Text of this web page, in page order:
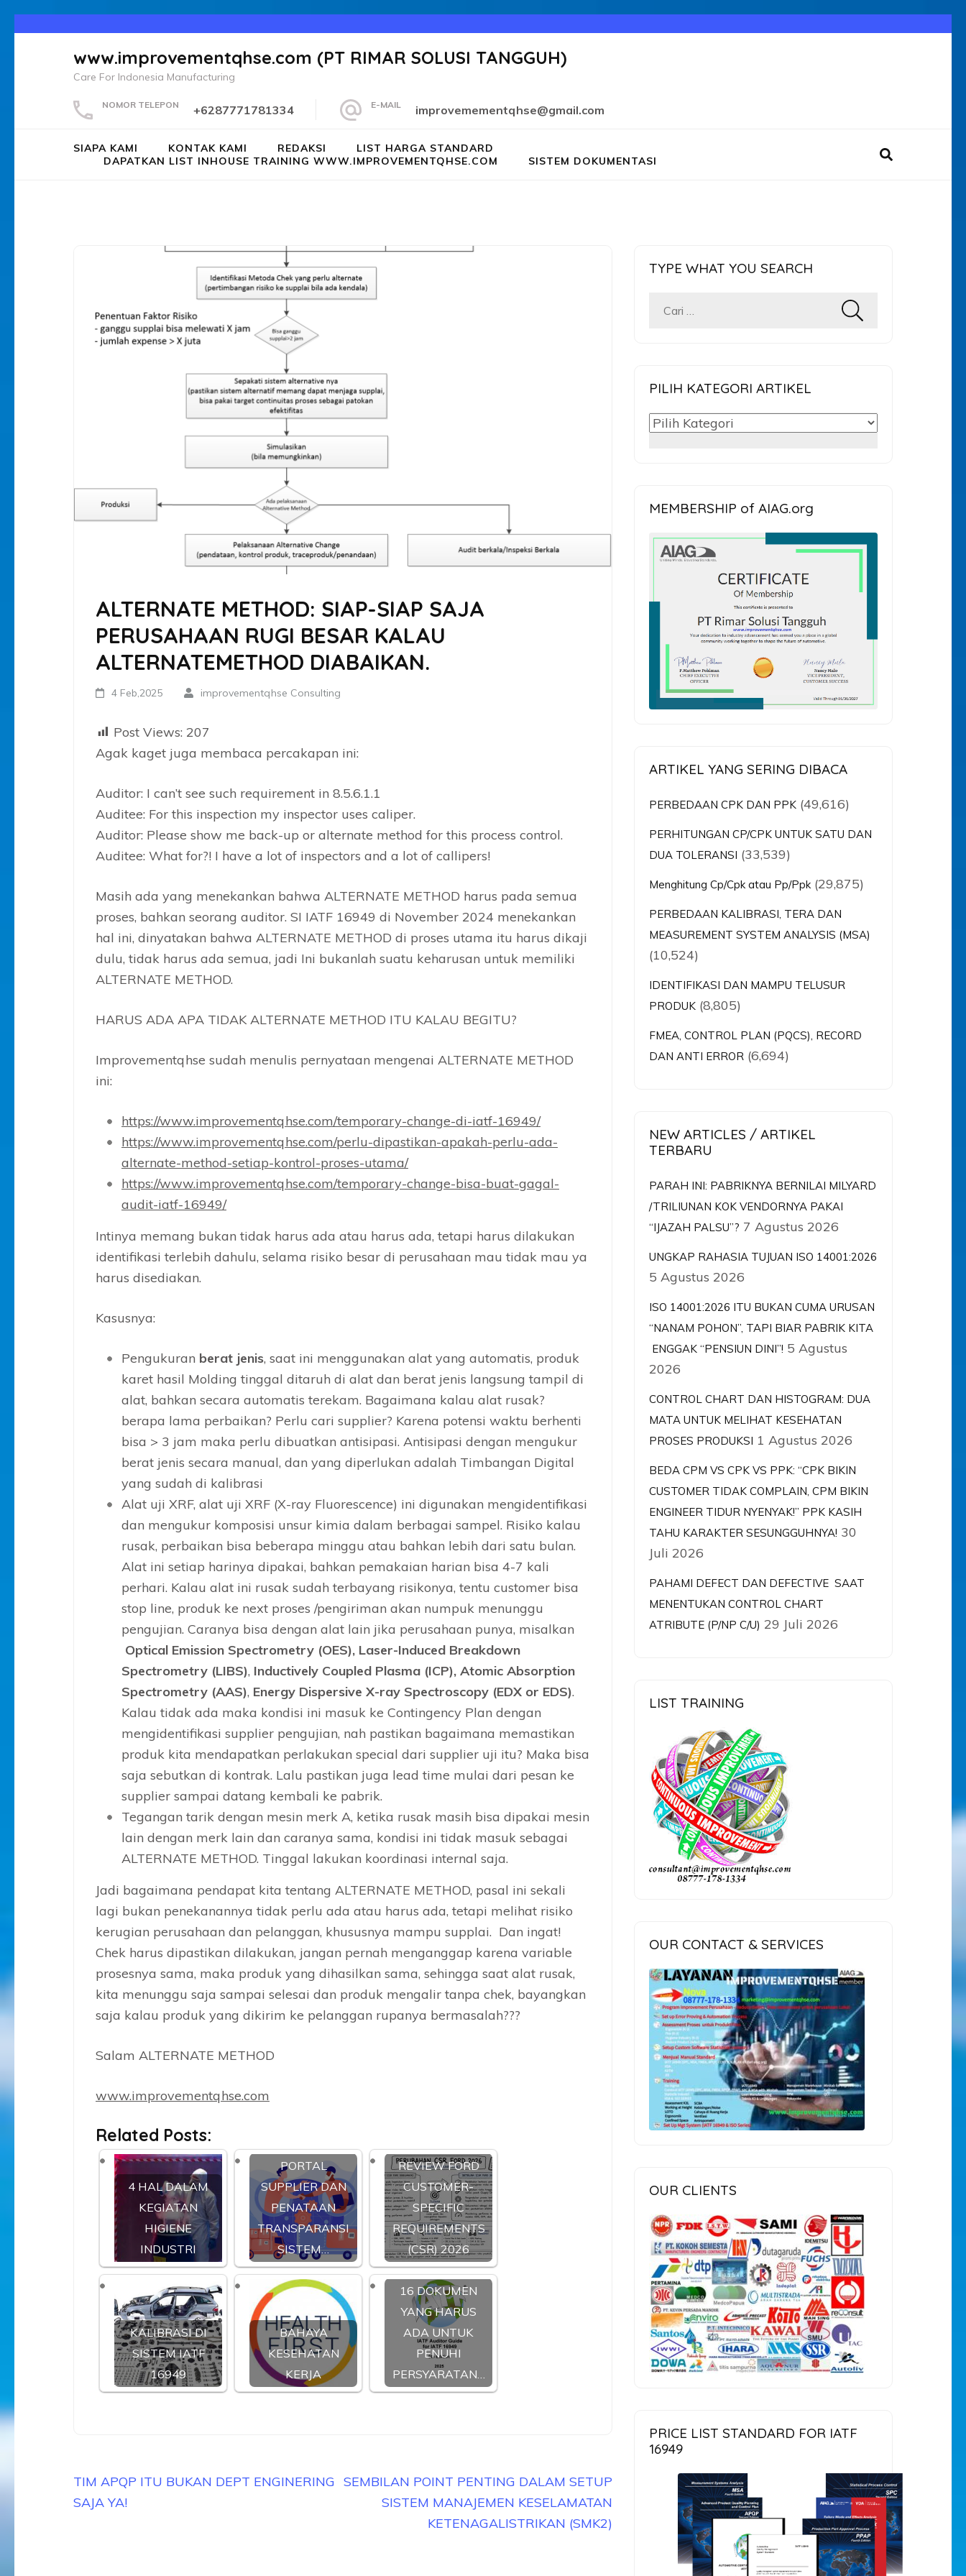
www.improvementqhse.com (PT RIMAR SOLUSI TANGGUH)
Care For Indonesia Manufacturing
NOMOR TELEPON +6287771781334 E-MAIL improvemementqhse@gmail.com
SIAPA KAMI KONTAK KAMI REDAKSI
LIST HARGA STANDARD
DAPATKAN LIST INHOUSE TRAINING WWW.IMPROVEMENTQHSE.COM
SISTEM DOKUMENTASI
ALTERNATE METHOD: SIAP-SIAP SAJA
PERUSAHAAN RUGI BESAR KALAU
ALTERNATEMETHOD DIABAIKAN.
4 Feb,2025 improvementqhse Consulting
Post Views: 207
Agak kaget juga membaca percakapan ini:
Auditor: I can’t see such requirement in 8.5.6.1.1
Auditee: For this inspection my inspector uses caliper.
Auditor: Please show me back-up or alternate method for this process control.
Auditee: What for?! I have a lot of inspectors and a lot of callipers!
Masih ada yang menekankan bahwa ALTERNATE METHOD harus pada semua
proses, bahkan seorang auditor. SI IATF 16949 di November 2024 menekankan
hal ini, dinyatakan bahwa ALTERNATE METHOD di proses utama itu harus dikaji
dulu, tidak harus ada semua, jadi Ini bukanlah suatu keharusan untuk memiliki
ALTERNATE METHOD.
HARUS ADA APA TIDAK ALTERNATE METHOD ITU KALAU BEGITU?
Improvementqhse sudah menulis pernyataan mengenai ALTERNATE METHOD
ini:
https://www.improvementqhse.com/temporary-change-di-iatf-16949/
https://www.improvementqhse.com/perlu-dipastikan-apakah-perlu-ada-
alternate-method-setiap-kontrol-proses-utama/
https://www.improvementqhse.com/temporary-change-bisa-buat-gagal-
audit-iatf-16949/
Intinya memang bukan tidak harus ada atau harus ada, tetapi harus dilakukan
identifikasi terlebih dahulu, selama risiko besar di perusahaan mau tidak mau ya
harus disediakan.
Kasusnya:
Pengukuran berat jenis, saat ini menggunakan alat yang automatis, produk
karet hasil Molding tinggal ditaruh di alat dan berat jenis langsung tampil di
alat, bahkan secara automatis terekam. Bagaimana kalau alat rusak?
berapa lama perbaikan? Perlu cari supplier? Karena potensi waktu berhenti
bisa > 3 jam maka perlu dibuatkan antisipasi. Antisipasi dengan mengukur
berat jenis secara manual, dan yang diperlukan adalah Timbangan Digital
yang sudah di kalibrasi
Alat uji XRF, alat uji XRF (X-ray Fluorescence) ini digunakan mengidentifikasi
dan mengukur komposisi unsur kimia dalam berbagai sampel. Risiko kalau
rusak, perbaikan bisa beberapa minggu atau bahkan lebih dari satu bulan.
Alat ini setiap harinya dipakai, bahkan pemakaian harian bisa 4-7 kali
perhari. Kalau alat ini rusak sudah terbayang risikonya, tentu customer bisa
stop line, produk ke next proses /pengiriman akan numpuk menunggu
pengujian. Caranya bisa dengan alat lain jika perusahaan punya, misalkan
Optical Emission Spectrometry (OES), Laser-Induced Breakdown
Spectrometry (LIBS), Inductively Coupled Plasma (ICP), Atomic Absorption
Spectrometry (AAS), Energy Dispersive X-ray Spectroscopy (EDX or EDS).
Kalau tidak ada maka kondisi ini masuk ke Contingency Plan dengan
mengidentifikasi supplier pengujian, nah pastikan bagaimana memastikan
produk kita mendapatkan perlakukan special dari supplier uji itu? Maka bisa
saja sebutkan di kontrak. Lalu pastikan juga lead time mulai dari pesan ke
supplier sampai datang kembali ke pabrik.
Tegangan tarik dengan mesin merk A, ketika rusak masih bisa dipakai mesin
lain dengan merk lain dan caranya sama, kondisi ini tidak masuk sebagai
ALTERNATE METHOD. Tinggal lakukan koordinasi internal saja.
Jadi bagaimana pendapat kita tentang ALTERNATE METHOD, pasal ini sekali
lagi bukan penekanannya tidak perlu ada atau harus ada, tetapi melihat risiko
kerugian perusahaan dan pelanggan, khususnya mampu supplai. Dan ingat!
Chek harus dipastikan dilakukan, jangan pernah menganggap karena variable
prosesnya sama, maka produk yang dihasilkan sama, sehingga saat alat rusak,
kita menunggu saja sampai selesai dan produk mengalir tanpa chek, bayangkan
saja kalau produk yang dikirim ke pelanggan rupanya bermasalah???
Salam ALTERNATE METHOD
www.improvementqhse.com
Related Posts:
4 HAL DALAM
KEGIATAN
HIGIENE
INDUSTRI
PORTAL
SUPPLIER DAN
PENATAAN
TRANSPARANSI
SISTEM…
REVIEW FORD
CUSTOMER-
SPECIFIC
REQUIREMENTS
(CSR) 2026
KALIBRASI DI
SISTEM IATF
16949
BAHAYA
KESEHATAN
KERJA
16 DOKUMEN
YANG HARUS
ADA UNTUK
PENUHI
PERSYARATAN…
Navigasi
pos
TIM APQP ITU BUKAN DEPT ENGINERING
SAJA YA!
SEMBILAN POINT PENTING DALAM SETUP
SISTEM MANAJEMEN KESELAMATAN
KETENAGALISTRIKAN (SMK2)
TYPE WHAT YOU SEARCH
Cari
PILIH KATEGORI ARTIKEL
PILIH
MEMBERSHIP of AIAG.org
ARTIKEL YANG SERING DIBACA
PERBEDAAN CPK DAN PPK (49,616)
PERHITUNGAN CP/CPK UNTUK SATU DAN
DUA TOLERANSI (33,539)
Menghitung Cp/Cpk atau Pp/Ppk (29,875)
PERBEDAAN KALIBRASI, TERA DAN
MEASUREMENT SYSTEM ANALYSIS (MSA)
(10,524)
IDENTIFIKASI DAN MAMPU TELUSUR
PRODUK (8,805)
FMEA, CONTROL PLAN (PQCS), RECORD
DAN ANTI ERROR (6,694)
NEW ARTICLES / ARTIKEL
TERBARU
PARAH INI: PABRIKNYA BERNILAI MILYARD
/TRILIUNAN KOK VENDORNYA PAKAI
“IJAZAH PALSU”? 7 Agustus 2026
UNGKAP RAHASIA TUJUAN ISO 14001:2026
5 Agustus 2026
ISO 14001:2026 ITU BUKAN CUMA URUSAN
“NANAM POHON”, TAPI BIAR PABRIK KITA
ENGGAK “PENSIUN DINI”! 5 Agustus
2026
CONTROL CHART DAN HISTOGRAM: DUA
MATA UNTUK MELIHAT KESEHATAN
PROSES PRODUKSI 1 Agustus 2026
BEDA CPM VS CPK VS PPK: “CPK BIKIN
CUSTOMER TIDAK COMPLAIN, CPM BIKIN
ENGINEER TIDUR NYENYAK!” PPK KASIH
TAHU KARAKTER SESUNGGUHNYA! 30
Juli 2026
PAHAMI DEFECT DAN DEFECTIVE SAAT
MENENTUKAN CONTROL CHART
ATRIBUTE (P/NP C/U) 29 Juli 2026
LIST TRAINING
OUR CONTACT & SERVICES
OUR CLIENTS
PRICE LIST STANDARD FOR IATF
16949